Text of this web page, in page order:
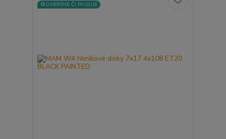
⚙️OVERÍME ČI PASUJE